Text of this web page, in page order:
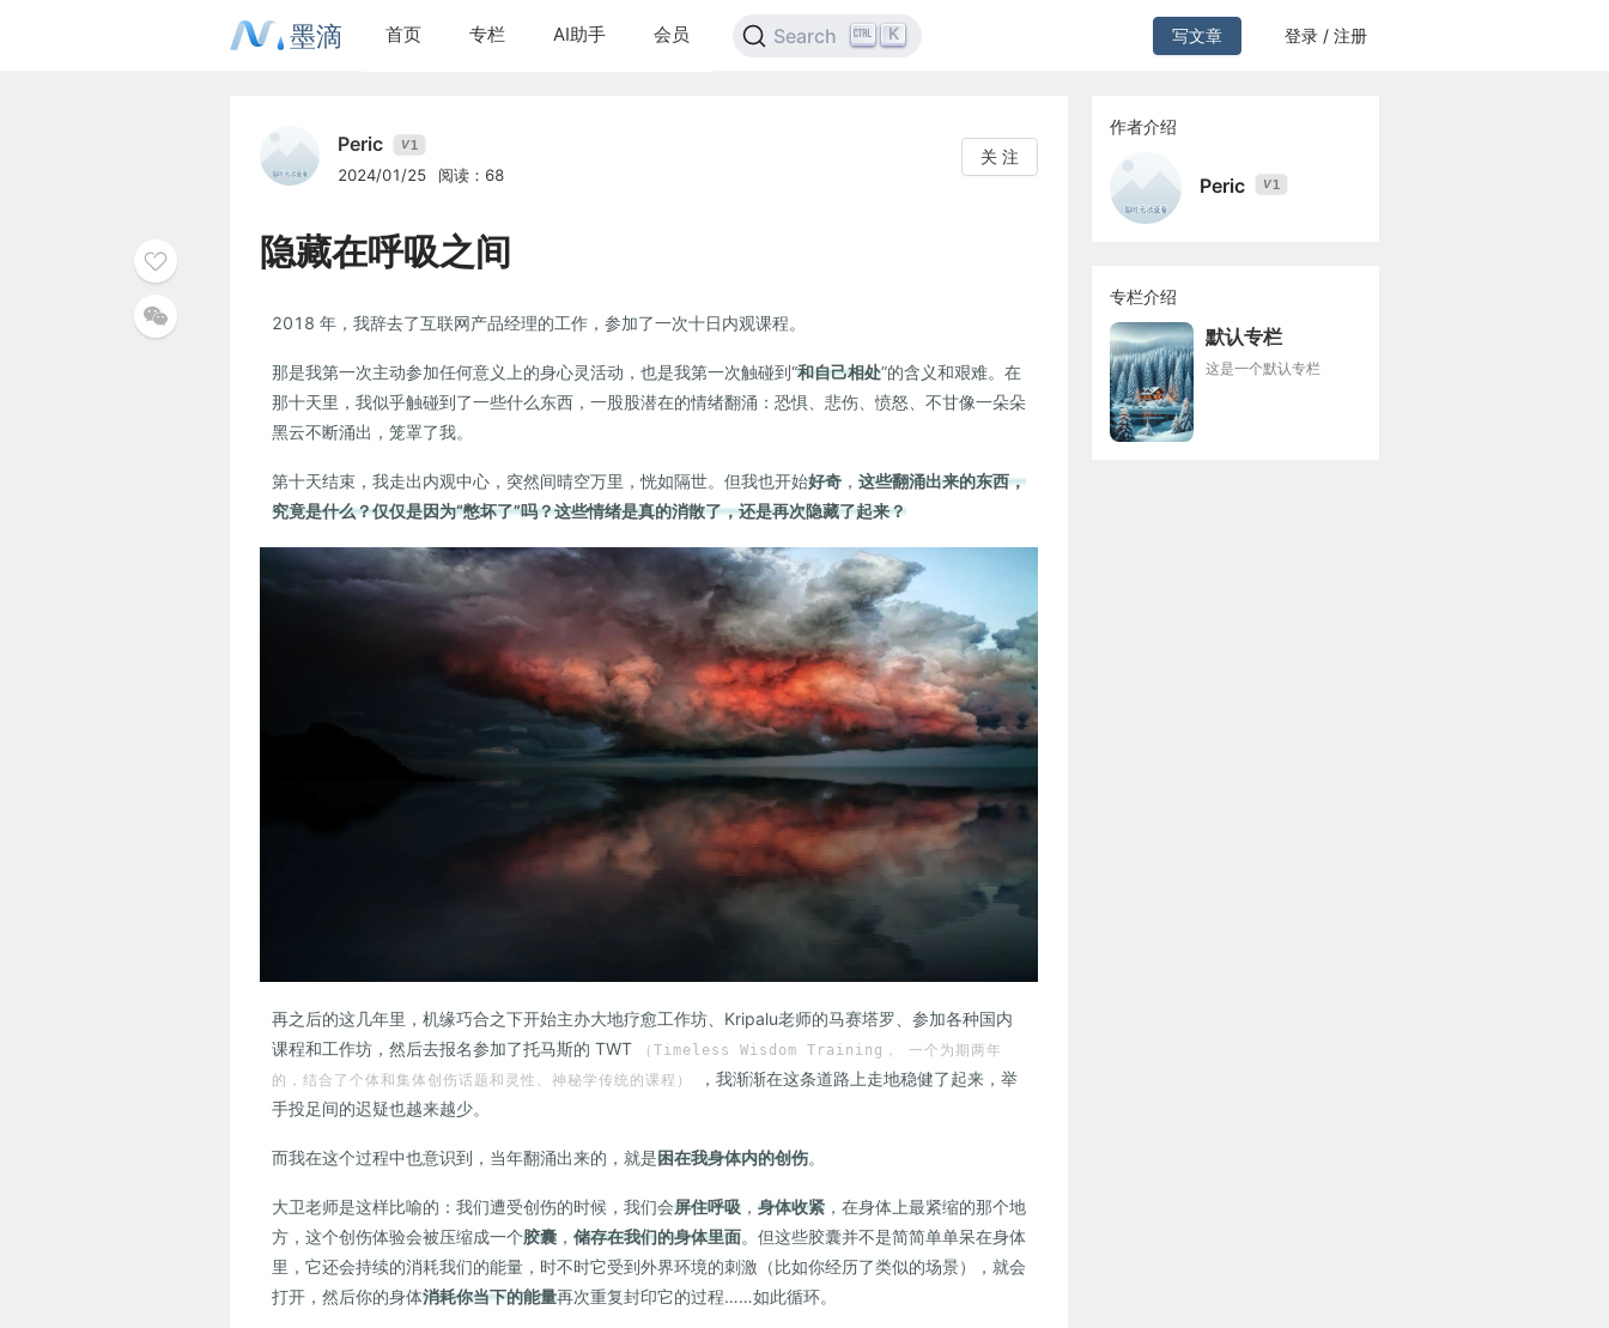
墨滴 首页 专栏 AI助手 会员 Search K 写文章 登录 / 注册
Peric V1
2024/01/25 阅读：68
关 注
隐藏在呼吸之间
2018 年，我辞去了互联网产品经理的工作，参加了一次十日内观课程。
那是我第一次主动参加任何意义上的身心灵活动，也是我第一次触碰到“和自己相处”的含义和艰难。在
那十天里，我似乎触碰到了一些什么东西，一股股潜在的情绪翻涌：恐惧、悲伤、愤怒、不甘像一朵朵
黑云不断涌出，笼罩了我。
第十天结束，我走出内观中心，突然间晴空万里，恍如隔世。但我也开始好奇 ， 这些翻涌出来的东西，
究竟是什么？仅仅是因为“憋坏了”吗？这些情绪是真的消散了，还是再次隐藏了起来？
再之后的这几年里，机缘巧合之下开始主办大地疗愈工作坊、Kripalu老师的马赛塔罗、参加各种国内
课程和工作坊，然后去报名参加了托马斯的 TWT
（Timeless Wisdom Training， 一个为期两年
的，结合了个体和集体创伤话题和灵性、神秘学传统的课程）
，我渐渐在这条道路上走地稳健了起来，举
手投足间的迟疑也越来越少。
而我在这个过程中也意识到，当年翻涌出来的，就是困在我身体内的创伤。
大卫老师是这样比喻的：我们遭受创伤的时候，我们会屏住呼吸 ， 身体收紧 ，在身体上最紧缩的那个地
方，这个创伤体验会被压缩成一个胶囊 ， 储存在我们的身体里面。但这些胶囊并不是简简单单呆在身体
里，它还会持续的消耗我们的能量，时不时它受到外界环境的刺激（比如你经历了类似的场景），就会
打开，然后你的身体消耗你当下的能量再次重复封印它的过程……如此循环。
作者介绍
Peric V1
专栏介绍
默认专栏
这是一个默认专栏